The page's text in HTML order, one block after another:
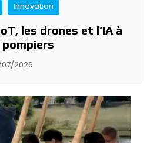
Innovation
les drones et l’IA à
07/2026